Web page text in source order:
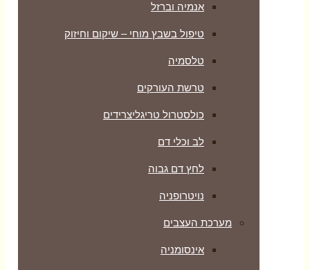
אנמיה וברזל
טיפול בשבץ מוחי – שיקום וחיזוק
טלסמיה
טרשת העורקים
כולסטרול טריגליצרידים
לב וכלי דם
לחץ דם גבוה
נויטרופניה
מערכת העצבים
אינסומניה